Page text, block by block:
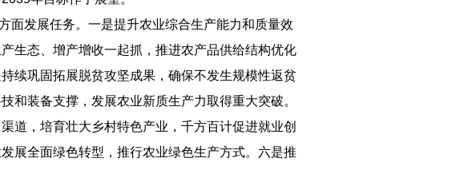
面发展任务。一是提升农业综合生产能力和质量效
生态、增产增收一起抓，推进农产品供给结构优化
续巩固拓展脱贫攻坚成果，确保不发生规模性返贫
和装备支撑，发展农业新质生产力取得重大突破。
道，培育壮大乡村特色产业，千方百计促进就业创
展全面绿色转型，推行农业绿色生产方式。六是推